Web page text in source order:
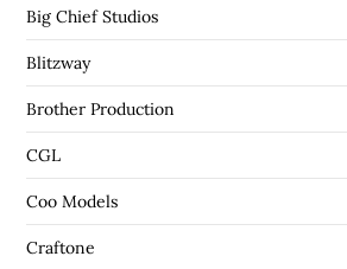
Big Chief Studios
Blitzway
Brother Production
CGL
Coo Models
Craftone